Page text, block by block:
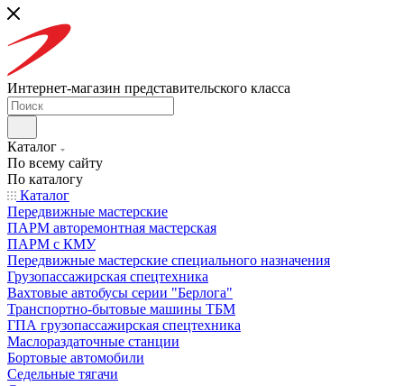
Интернет-магазин представительского класса
Каталог
По всему сайту
По каталогу
Каталог
Передвижные мастерские
ПАРМ авторемонтная мастерская
ПАРМ с КМУ
Передвижные мастерские специального назначения
Грузопассажирская спецтехника
Вахтовые автобусы серии "Берлога"
Транспортно-бытовые машины ТБМ
ГПА грузопассажирская спецтехника
Маслораздаточные станции
Бортовые автомобили
Седельные тягачи